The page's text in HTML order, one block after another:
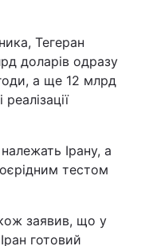
Тегеран
доларів одразу
а ще 12 млрд
Ірану, а
тестом
заявив, що у
готовий